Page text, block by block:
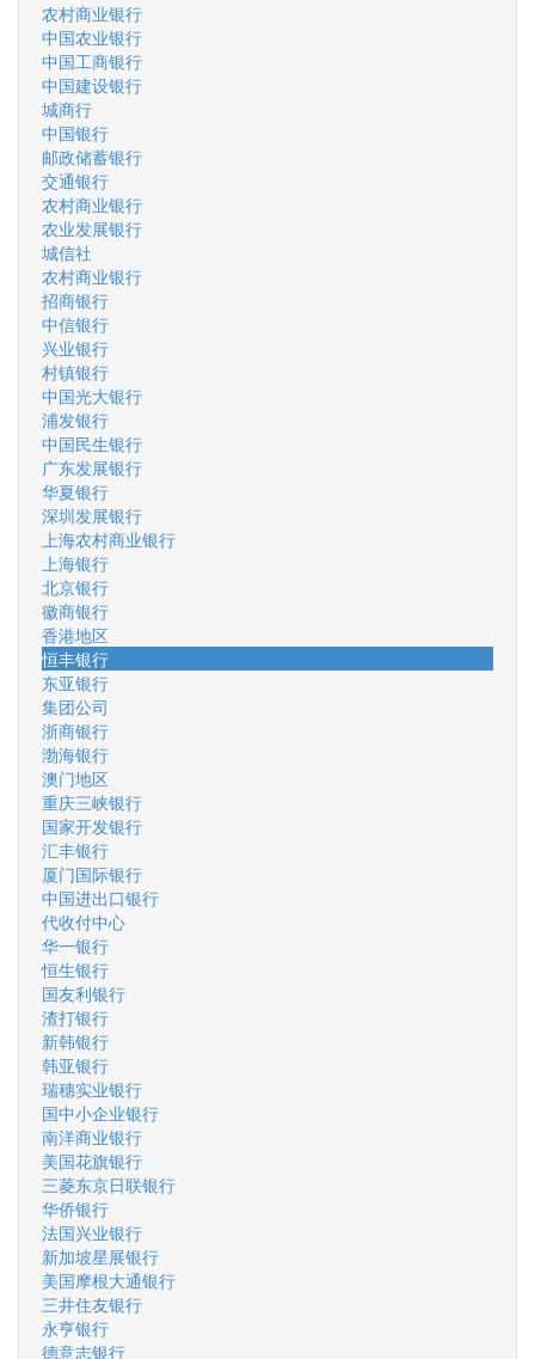
农村商业银行
中国农业银行
中国工商银行
中国建设银行
城商行
中国银行
邮政储蓄银行
交通银行
农村商业银行
农业发展银行
城信社
农村商业银行
招商银行
中信银行
兴业银行
村镇银行
中国光大银行
浦发银行
中国民生银行
广东发展银行
华夏银行
深圳发展银行
上海农村商业银行
上海银行
北京银行
徽商银行
香港地区
恒丰银行
东亚银行
集团公司
浙商银行
渤海银行
澳门地区
重庆三峡银行
国家开发银行
汇丰银行
厦门国际银行
中国进出口银行
代收付中心
华一银行
恒生银行
国友利银行
渣打银行
新韩银行
韩亚银行
瑞穗实业银行
国中小企业银行
南洋商业银行
美国花旗银行
三菱东京日联银行
华侨银行
法国兴业银行
新加坡星展银行
美国摩根大通银行
三井住友银行
永亨银行
德意志银行